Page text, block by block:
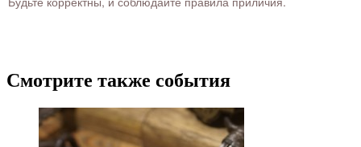
Смотрите также события